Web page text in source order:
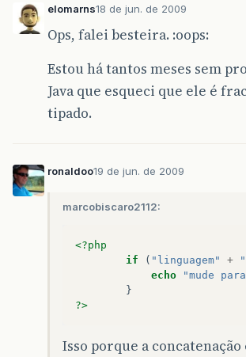
elomarns18 de jun. de 2009
Ops, falei besteira. :oops:
Estou há tantos meses sem
Java que esqueci que ele é
tipado.
ronaldoo19 de jun. de 2009
marcobiscaro2112:
<?php
if
( "linguagem" +
echo
"mude
}
?>
Isso porque a concatenação